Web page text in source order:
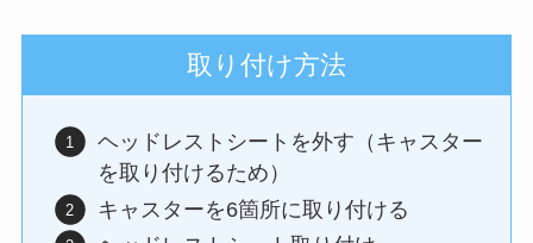
取り付け方法
ヘッドレストシートを外す（キャスター
を取り付けるため）
キャスターを6箇所に取り付ける